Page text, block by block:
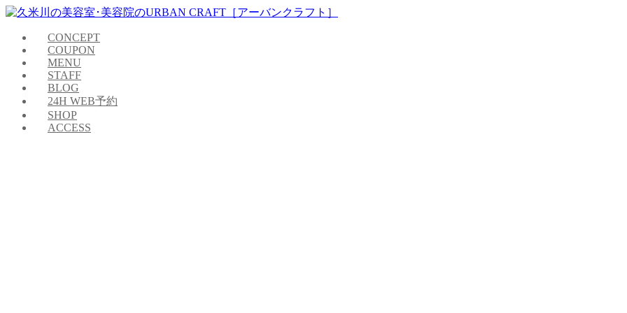
CONCEPT
COUPON
MENU
STAFF
BLOG
24H WEB予約
SHOP
ACCESS